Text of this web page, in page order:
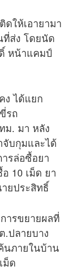
ให้เอายามา
ที่ส่ง โดยนัด
หน้าแคมป์
ง ได้แยก
รถ
ม. มา หลัง
จับกุมและได้
รล่อซื้อยา
10 เม็ด ยา
ยประสิทธิ์
ารขยายผลที่
.ปลายบาง
นภายในบ้าน
ม็ด